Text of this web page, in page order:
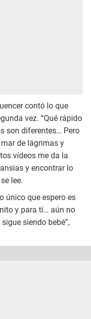
contó lo que
vez. “Qué rápido
son diferentes… Pero
de lágrimas y
vídeos me da la
y encontrar lo
lee.
único que espero es
y para tí… aún no
siendo bebé”,